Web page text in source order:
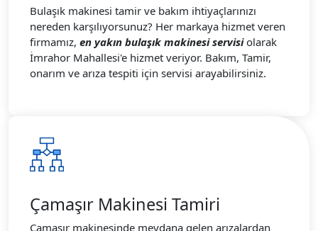
Bulaşık makinesi tamir ve bakım ihtiyaçlarınızı
nereden karşılıyorsunuz? Her markaya hizmet veren
firmamız, en yakın bulaşık makinesi servisiolarak
İmrahor Mahallesi'e hizmet veriyor. Bakım, Tamir,
onarım ve arıza tespiti için servisi arayabilirsiniz.
Çamaşır Makinesi Tamiri
Çamaşır makinesinde meydana gelen arızalardan